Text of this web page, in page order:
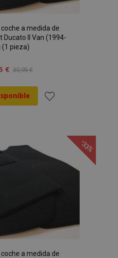
a medida de
Ducato II Van (1994-
(1 pieza)
€ 30,95 €
Lista
-33%
a medida de